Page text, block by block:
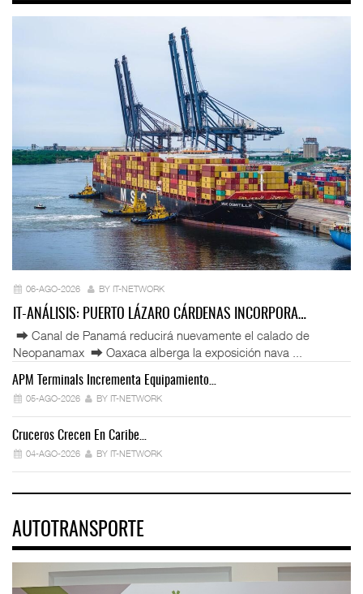
06-AGO-2026 BY IT-NETWORK
IT-ANÁLISIS: PUERTO LÁZARO CÁRDENAS INCORPORA…
⮕ Canal de Panamá reducirá nuevamente el calado de
Neopanamax ⮕ Oaxaca alberga la exposición nava ...
APM Terminals Incrementa Equipamiento…
05-AGO-2026 BY IT-NETWORK
Cruceros Crecen En Caribe…
04-AGO-2026 BY IT-NETWORK
AUTOTRANSPORTE